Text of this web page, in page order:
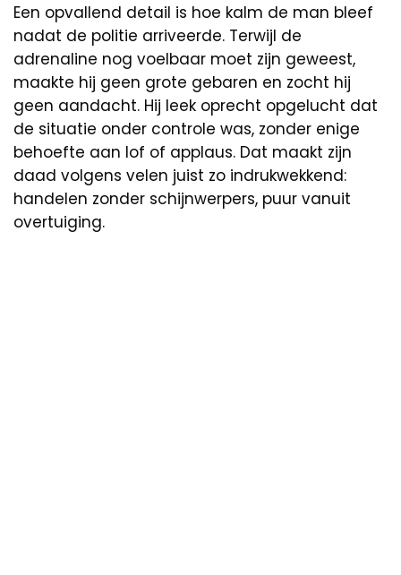
Een opvallend detail is hoe kalm de man bleef
nadat de politie arriveerde. Terwijl de
adrenaline nog voelbaar moet zijn geweest,
maakte hij geen grote gebaren en zocht hij
geen aandacht. Hij leek oprecht opgelucht dat
de situatie onder controle was, zonder enige
behoefte aan lof of applaus. Dat maakt zijn
daad volgens velen juist zo indrukwekkend:
handelen zonder schijnwerpers, puur vanuit
overtuiging.